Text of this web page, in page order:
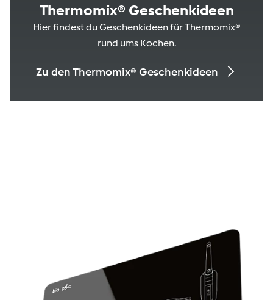
Thermomix® Geschenkideen
Hier findest du Geschenkideen für Thermomix®
rund ums Kochen.
Zu den Thermomix® Geschenkideen